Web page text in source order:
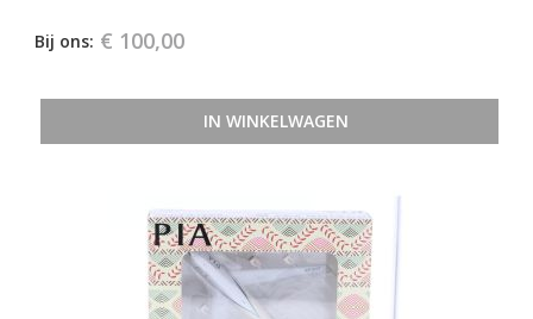
Bij ons: € 100,00
IN WINKELWAGEN